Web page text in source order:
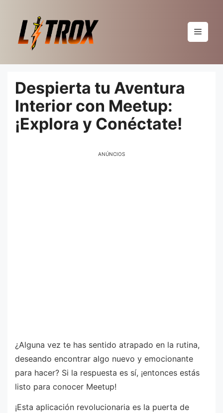
conteúdo
Menu
Despierta tu Aventura
Interior con Meetup:
¡Explora y Conéctate!
ANÚNCIOS
¿Alguna vez te has sentido atrapado en la rutina,
deseando encontrar algo nuevo y emocionante
para hacer? Si la respuesta es sí, ¡entonces estás
listo para conocer Meetup!
¡Esta aplicación revolucionaria es la puerta de